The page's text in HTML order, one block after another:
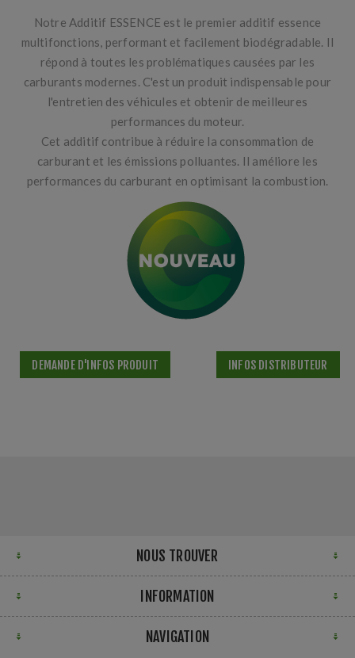
Notre Additif ESSENCE est le premier additif essence
multifonctions, performant et facilement biodégradable. Il
répond à toutes les problématiques causées par les
carburants modernes. C'est un produit indispensable pour
l'entretien des véhicules et obtenir de meilleures
performances du moteur.
Cet additif contribue à réduire la consommation de
carburant et les émissions polluantes. Il améliore les
performances du carburant en optimisant la combustion.
DEMANDE D'INFOS PRODUIT INFOS DISTRIBUTEUR
NOUS TROUVER
INFORMATION
NAVIGATION